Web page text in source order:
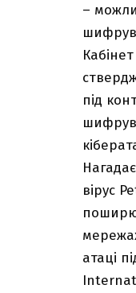
–
під
вірус
атаці